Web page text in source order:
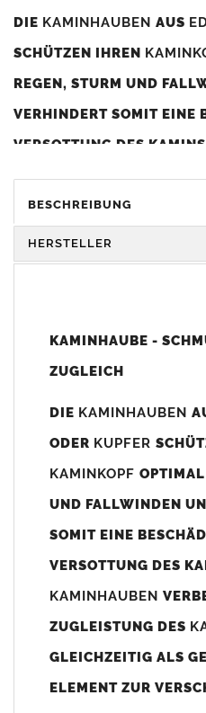
DIE KAMINHAUBEN AUS
SCHÜTZEN IHREN
REGEN, STURM UND
VERHINDERT SOMIT EINE
VERSOTTUNG DES
DIENEN GLEICHZEITIG
ELEMENT ZUR
Unsere Maßangaben beziehen
800mm x 740-800mm
angefertigt werden (bitte
(siehe Bild/Zeichnung unten)
nicht passen dann bitte "ohne"
bis 500mm Kaminbreite:
80mm
BESCHREIBUNG
HERSTELLER
KAMINHAUBE -
ZUGLEICH
DIE KAMINHAUBEN
ODER KUPFER
KAMINKOPF OPTIMAL
UND FALLWINDEN
SOMIT EINE
VERSOTTUNG DES
KAMINHAUBEN
ZUGLEISTUNG DES
GLEICHZEITIG ALS
ELEMENT ZUR